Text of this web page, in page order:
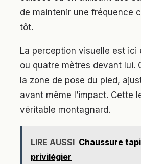
de maintenir une fréquence
tôt.
La perception visuelle est ici
ou quatre mètres devant lui.
la zone de pose du pied,
avant même l’impact. Cette
véritable montagnard.
LIRE AUSSI Chaussure
privilégier